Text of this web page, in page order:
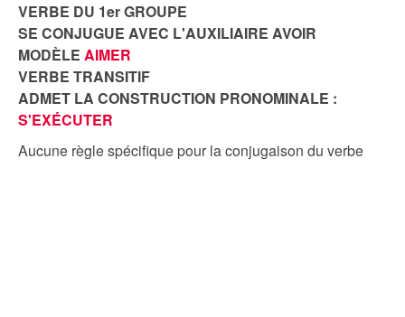
VERBE DU 1er GROUPE
SE CONJUGUE AVEC L'AUXILIAIRE AVOIR
MODÈLE AIMER
VERBE TRANSITIF
ADMET LA CONSTRUCTION PRONOMINALE :
S'EXÉCUTER
Aucune règle spécifique pour la conjugaison du verbe